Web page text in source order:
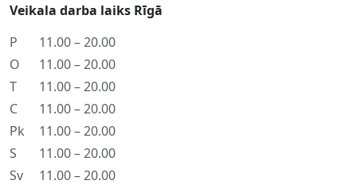
Veikala darba laiks Rīgā
P
11.00 – 20.00
O
11.00 – 20.00
T
11.00 – 20.00
C
11.00 – 20.00
Pk
11.00 – 20.00
S
11.00 – 20.00
Sv
11.00 – 20.00